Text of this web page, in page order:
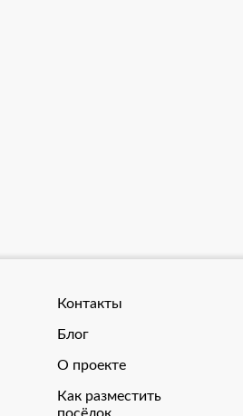
Контакты
Блог
О проекте
Как разместить